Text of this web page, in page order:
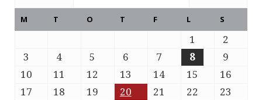
M T O T F L S
1
2
3
4 5 6 7 8
9
10
11 12 13 14 15
16
17
18 19 20 21 22
23